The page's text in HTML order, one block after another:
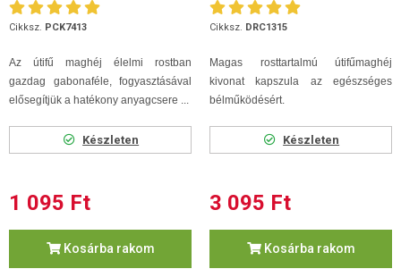
Cikksz. PCK7413
Az útifű maghéj élelmi rostban
gazdag gabonaféle, fogyasztásával
elősegítjük a hatékony anyagcsere ...
Készleten
1 095 Ft
Kosárba rakom
Cikksz. DRC1315
Magas rosttartalmú útifűmaghéj
kivonat kapszula az egészséges
bélműködésért.
Készleten
3 095 Ft
Kosárba rakom